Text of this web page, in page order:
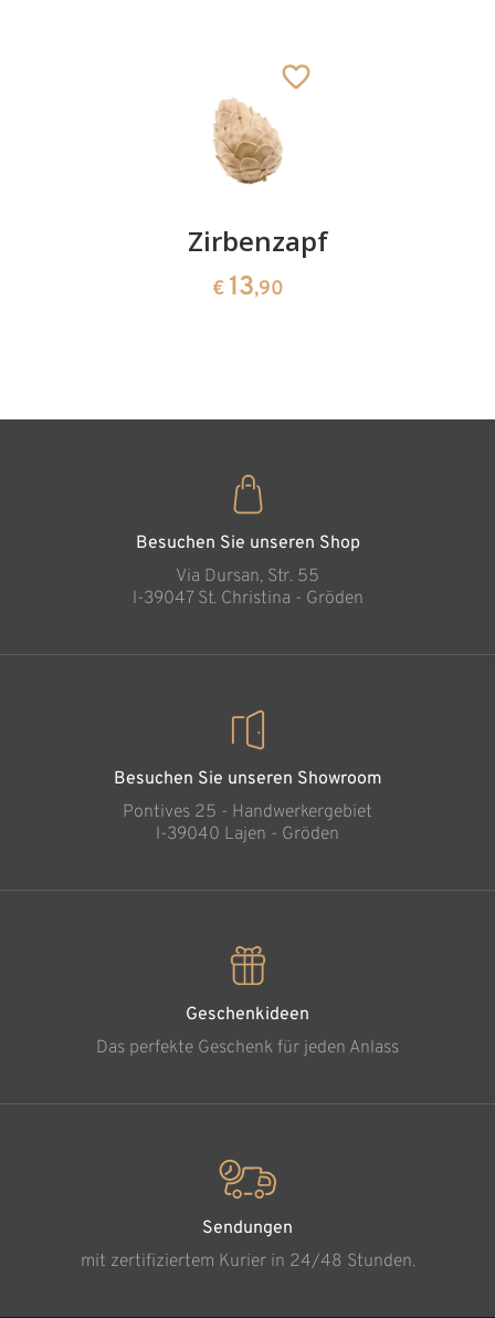
Zirbenzapfen
€ 13,90
Besuchen Sie unseren Shop
Via Dursan, Str. 55
l-39047 St. Christina - Gröden
Besuchen Sie unseren Showroom
Pontives 25 - Handwerkergebiet
l-39040 Lajen - Gröden
Geschenkideen
Das perfekte Geschenk für jeden Anlass
Sendungen
mit zertifiziertem Kurier in 24/48 Stunden.